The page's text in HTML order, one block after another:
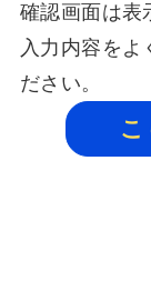
確認画面は表
入力内容をよ
ださい。